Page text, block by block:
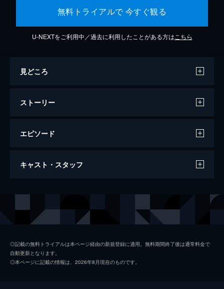
無料トライアルで 今すぐ観る
U-NEXTをご利用中／過去に利用したことがある方は こちら
見どころ
ストーリー
エピソード
君の名前で僕を呼んで
キャスト・スタッフ
エリオ
◎記載の無料トライアルは本ページ経由の新規登録に適用。無料期間終了後は通常料金で
自動更新となります。
◎本ページに記載の情報は、2026年8月現在のものです。